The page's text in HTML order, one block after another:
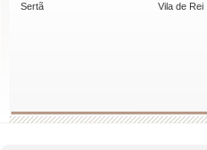
Sertã
Vila de Rei